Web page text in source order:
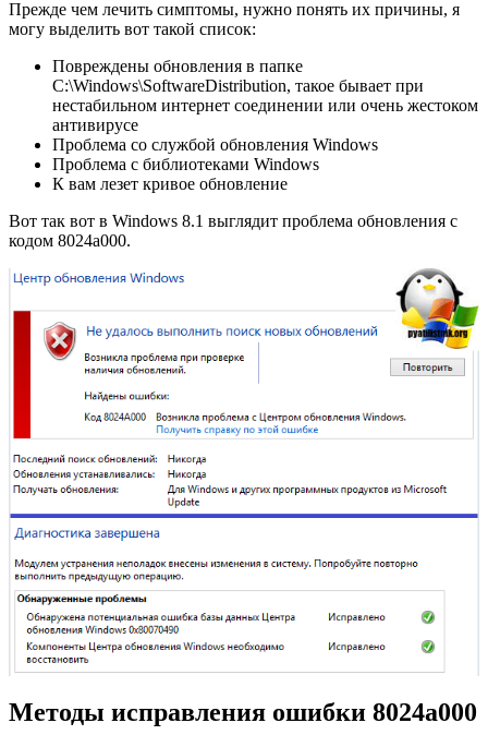
Прежде чем лечить симптомы, нужно понять их причины, я
могу выделить вот такой список:
Повреждены обновления в папке
C:\Windows\SoftwareDistribution, такое бывает при
нестабильном интернет соединении или очень жестоком
антивирусе
Проблема со службой обновления Windows
Проблема с библиотеками Windows
К вам лезет кривое обновление
Вот так вот в Windows 8.1 выглядит проблема обновления с
кодом 8024a000.
Методы исправления ошибки 8024a000